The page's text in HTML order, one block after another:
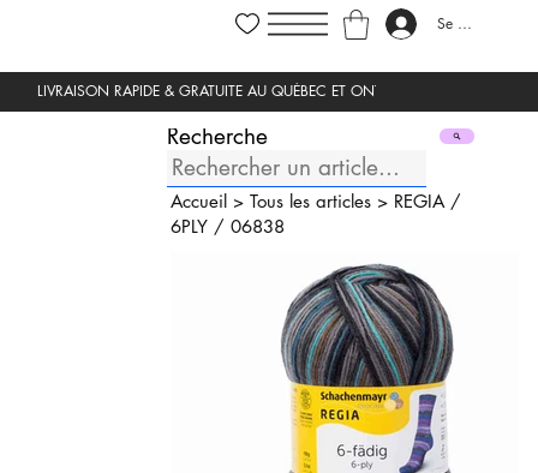
Se connecter
Recherche
Accueil> Tous les articles> REGIA /
6PLY / 06838